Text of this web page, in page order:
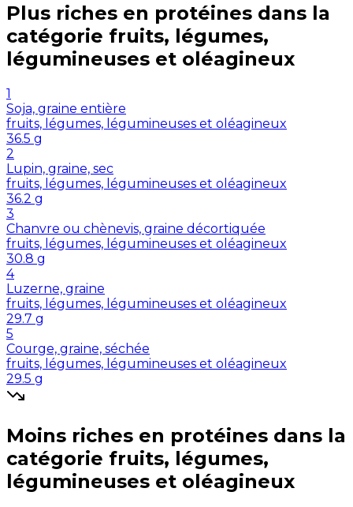
Plus riches en protéines dans la
catégorie fruits, légumes,
légumineuses et oléagineux
1
Soja, graine entière
fruits, légumes, légumineuses et oléagineux
36.5 g
2
Lupin, graine, sec
fruits, légumes, légumineuses et oléagineux
36.2 g
3
Chanvre ou chènevis, graine décortiquée
fruits, légumes, légumineuses et oléagineux
30.8 g
4
Luzerne, graine
fruits, légumes, légumineuses et oléagineux
29.7 g
5
Courge, graine, séchée
fruits, légumes, légumineuses et oléagineux
29.5 g
Moins riches en protéines dans la
catégorie fruits, légumes,
légumineuses et oléagineux